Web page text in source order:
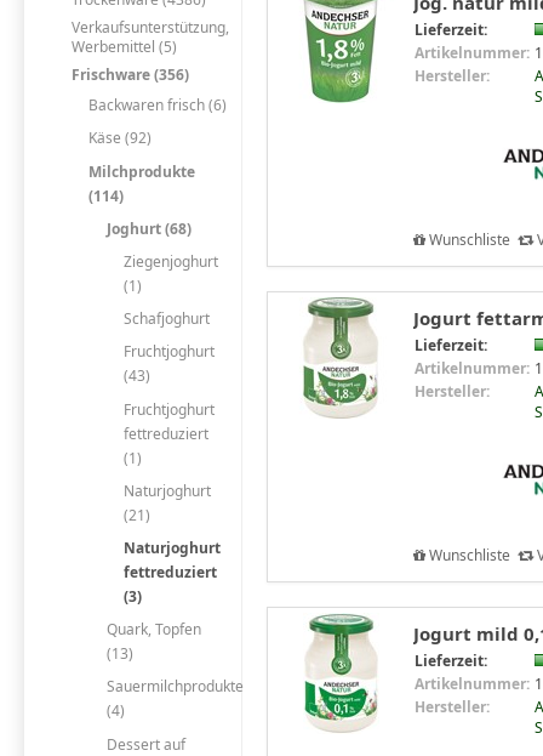
Verkaufsunterstützung,
Werbemittel (5)
Frischware (356)
Backwaren frisch (6)
Käse (92)
Milchprodukte
(114)
Joghurt (68)
Ziegenjoghurt
(1)
Schafjoghurt
Fruchtjoghurt
(43)
Fruchtjoghurt
fettreduziert
(1)
Naturjoghurt
(21)
Naturjoghurt
fettreduziert
(3)
Quark, Topfen
(13)
Sauermilchprodukte
(4)
Dessert auf
Lieferzeit:
Artikelnummer:
Hersteller:
Wunschliste
Jogurt
Lieferzeit:
Artikelnummer:
Hersteller:
Wunschliste
Jogurt mild
Lieferzeit:
Artikelnummer:
Hersteller: